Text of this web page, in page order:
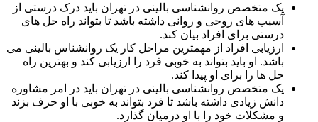
یک متخصص روانشناسی بالینی در تهران باید درک درستی از
آسیب های روحی و روانی داشته باشد تا بتواند راه حل های
درستی برای افراد بیان کند.
ارزیابی افراد از مهمترین مراحل کار یک روانشناس بالینی می
باشد. او باید بتواند به خوبی فرد را ارزیابی کند و بهترین راه
حل ها را برای او پیدا کند.
یک متخصص روانشناسی بالینی در تهران باید در امر مشاوره
دانش زیادی داشته باشد تا فرد بتواند به خوبی با او حرف بزند
و مشکلات خود را با او درمیان گذارد.